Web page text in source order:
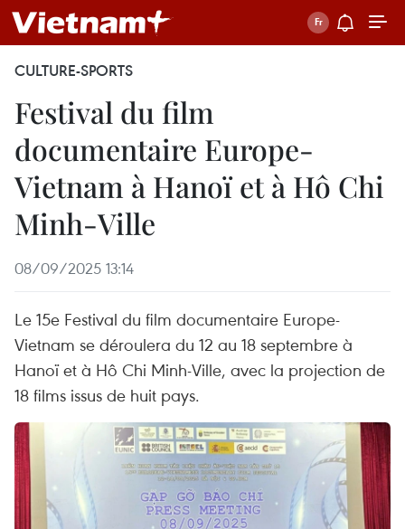
CULTURE-SPORTS
Festival du film
documentaire Europe-
Vietnam à Hanoï et à Hô Chi
Minh-Ville
08/09/2025 13:14
Le 15e Festival du film documentaire Europe-
Vietnam se déroulera du 12 au 18 septembre à
Hanoï et à Hô Chi Minh-Ville, avec la projection de
18 films issus de huit pays.